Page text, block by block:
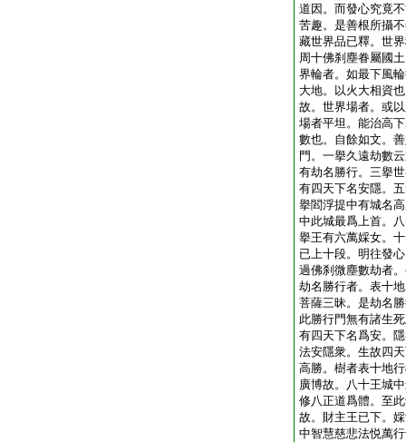
道因。而發心究竟
苦趣。是善根所攝
藏世界品已釋。世
周十佛刹塵眷屬國
界輪者。如最下風
大地。以火大相資
故。世界場者。或
場者平坦。能治高
數也。自餘如文。
門。一擧久遠劫數
有劫名勝行。三擧
有四天下名安隱。
擧閻浮提中有城名
中此城最爲上首。
擧王有六萬婇女。
已上十段。明往發
過佛刹微塵數劫者
劫名勝行者。表十
菩薩三昧。是劫名
此勝行門無有諸生
有四天下名爲安。
法安隱衆。生故四
高勝。樹者表十地
廣博故。八十王城
修八正道爲體。至
故。財主王已下。
中智慧慈悲法悦萬